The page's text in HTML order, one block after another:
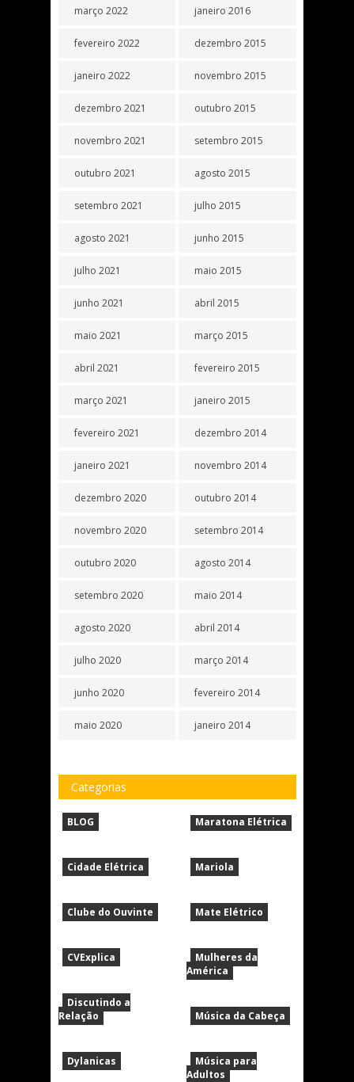
março 2022
fevereiro 2022
janeiro 2022
dezembro 2021
novembro 2021
outubro 2021
setembro 2021
agosto 2021
julho 2021
junho 2021
maio 2021
abril 2021
março 2021
fevereiro 2021
janeiro 2021
dezembro 2020
novembro 2020
outubro 2020
setembro 2020
agosto 2020
julho 2020
junho 2020
maio 2020
janeiro 2016
dezembro 2015
novembro 2015
outubro 2015
setembro 2015
agosto 2015
julho 2015
junho 2015
maio 2015
abril 2015
março 2015
fevereiro 2015
janeiro 2015
dezembro 2014
novembro 2014
outubro 2014
setembro 2014
agosto 2014
maio 2014
abril 2014
março 2014
fevereiro 2014
janeiro 2014
Categorias
BLOG
Cidade Elétrica
Clube do Ouvinte
CVExplica
Discutindo a
Relação
Dylanicas
Maratona Elétrica
Mariola
Mate Elétrico
Mulheres da
América
Música da Cabeça
Música para
Adultos